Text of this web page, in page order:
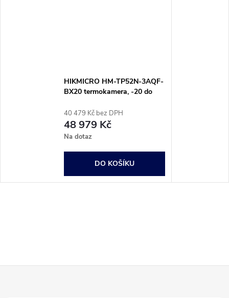
HIKMICRO HM-TP52N-3AQF-
BX20 termokamera, -20 do
3AQF-BX20
40 479 Kč bez DPH
48 979 Kč
Na dotaz
DO KOŠÍKU